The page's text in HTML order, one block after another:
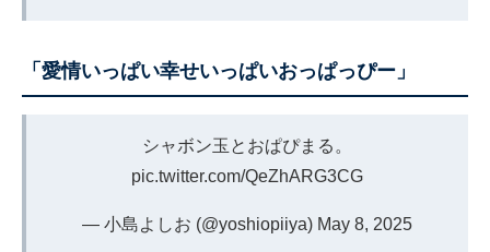
「愛情いっぱい幸せいっぱいおっぱっぴー」
シャボン玉とおぱぴまる。
pic.twitter.com/QeZhARG3CG
— 小島よしお (@yoshiopiiya) May 8, 2025